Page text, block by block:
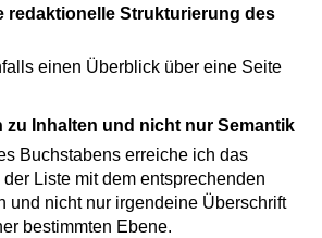
redaktionelle Strukturierung des
einen Überblick über eine Seite
zu Inhalten und nicht nur Semantik
Buchstabens erreiche ich das
Liste mit dem entsprechenden
und nicht nur irgendeine Überschrift
bestimmten Ebene.